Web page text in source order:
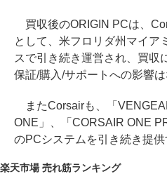
買収後のORIGIN PCは、
として、米フロリダ州マイア
スで引き続き運営され、買収
保証/購入/サポートへの影響は
またCorsairも、「
ONE」、「CORSAIR ONE
のPCシステムを引き続き提供
楽天市場 売れ筋ランキング